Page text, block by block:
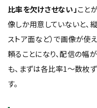
比率を欠けさせない」こと
像しか用意していないと、
ストア面など）で画像が使
頼ることになり、配信の幅
も、まずは各比率1〜数枚
す。